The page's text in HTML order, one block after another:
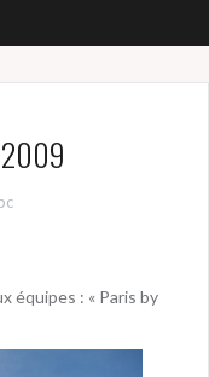
équipes : « Paris by